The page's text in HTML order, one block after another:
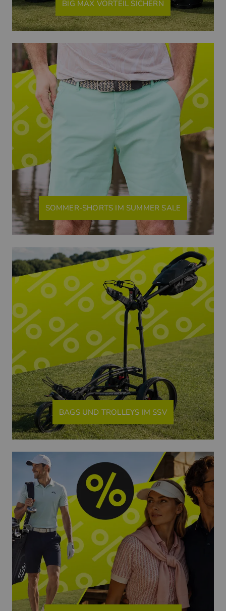
SOMMER-SHORTS IM SUMMER SALE
BIG MAX VORTEIL SICHERN
BAGS UND TROLLEYS IM SSV